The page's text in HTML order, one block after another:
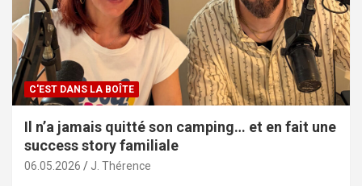
C'EST DANS LA BOÎTE
Il n’a jamais quitté son camping… et en fait une
success story familiale
06.05.2026 J. Thérence